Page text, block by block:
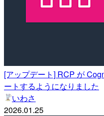
[アップデート] RCP が
ートするようになりました
いわさ
2026.01.25